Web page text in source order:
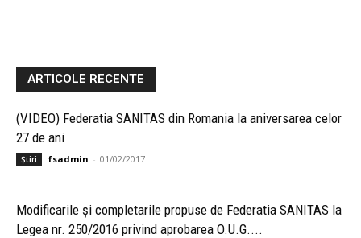
ARTICOLE RECENTE
(VIDEO) Federatia SANITAS din Romania la aniversarea celor
27 de ani
Știri fsadmin - 01/02/2017
Modificarile şi completarile propuse de Federatia SANITAS la
Legea nr. 250/2016 privind aprobarea O.U.G....